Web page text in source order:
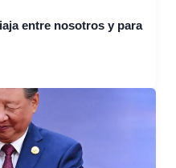
entre nosotros y para